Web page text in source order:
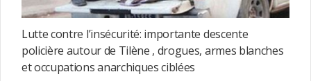
Lutte contre l’insécurité: importante descente
policière autour de Tilène , drogues, armes blanches
et occupations anarchiques ciblées